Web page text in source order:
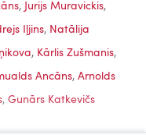
, Jurijs Muravickis,
Iļjins, Natālija
, Kārlis Zušmanis,
Ancāns, Arnolds
, Gunārs Katkevičs